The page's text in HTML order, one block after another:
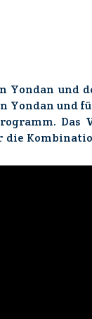
Yondan und
Yondan und
Das
die